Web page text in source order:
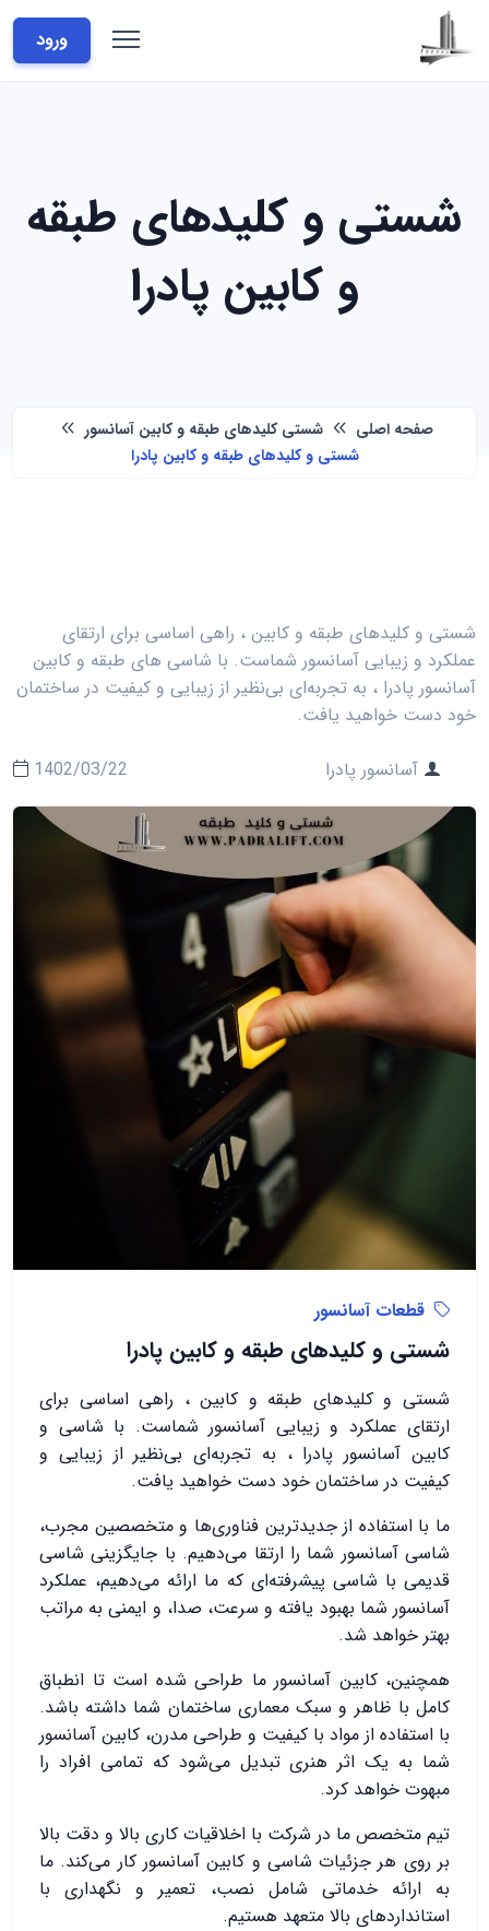
ورود
شستی و کلیدهای طبقه
و کابین پادرا
صفحه اصلی
شستی کلیدهای طبقه و کابین آسانسور
شستی و کلیدهای طبقه و کابین پادرا
شستی و کلیدهای طبقه و کابین ، راهی اساسی برای ارتقای
عملکرد و زیبایی آسانسور شماست. با شاسی های طبقه و کابین
آسانسور پادرا ، به تجربه‌ای بی‌نظیر از زیبایی و کیفیت در ساختمان
خود دست خواهید یافت.
آسانسور پادرا
1402/03/22
قطعات آسانسور
شستی و کلیدهای طبقه و کابین پادرا
شستی و کلیدهای طبقه و کابین ، راهی اساسی برای
ارتقای عملکرد و زیبایی آسانسور شماست. با شاسی و
کابین آسانسور پادرا ، به تجربه‌ای بی‌نظیر از زیبایی و
کیفیت در ساختمان خود دست خواهید یافت.
ما با استفاده از جدیدترین فناوری‌ها و متخصصین مجرب،
شاسی آسانسور شما را ارتقا می‌دهیم. با جایگزینی شاسی
قدیمی با شاسی پیشرفته‌ای که ما ارائه می‌دهیم، عملکرد
آسانسور شما بهبود یافته و سرعت، صدا، و ایمنی به مراتب
بهتر خواهد شد.
همچنین، کابین آسانسور ما طراحی شده است تا انطباق
کامل با ظاهر و سبک معماری ساختمان شما داشته باشد.
با استفاده از مواد با کیفیت و طراحی مدرن، کابین آسانسور
شما به یک اثر هنری تبدیل می‌شود که تمامی افراد را
مبهوت خواهد کرد.
تیم متخصص ما در شرکت با اخلاقیات کاری بالا و دقت بالا
بر روی هر جزئیات شاسی و کابین آسانسور کار می‌کند. ما
به ارائه خدماتی شامل نصب، تعمیر و نگهداری با
استانداردهای بالا متعهد هستیم.